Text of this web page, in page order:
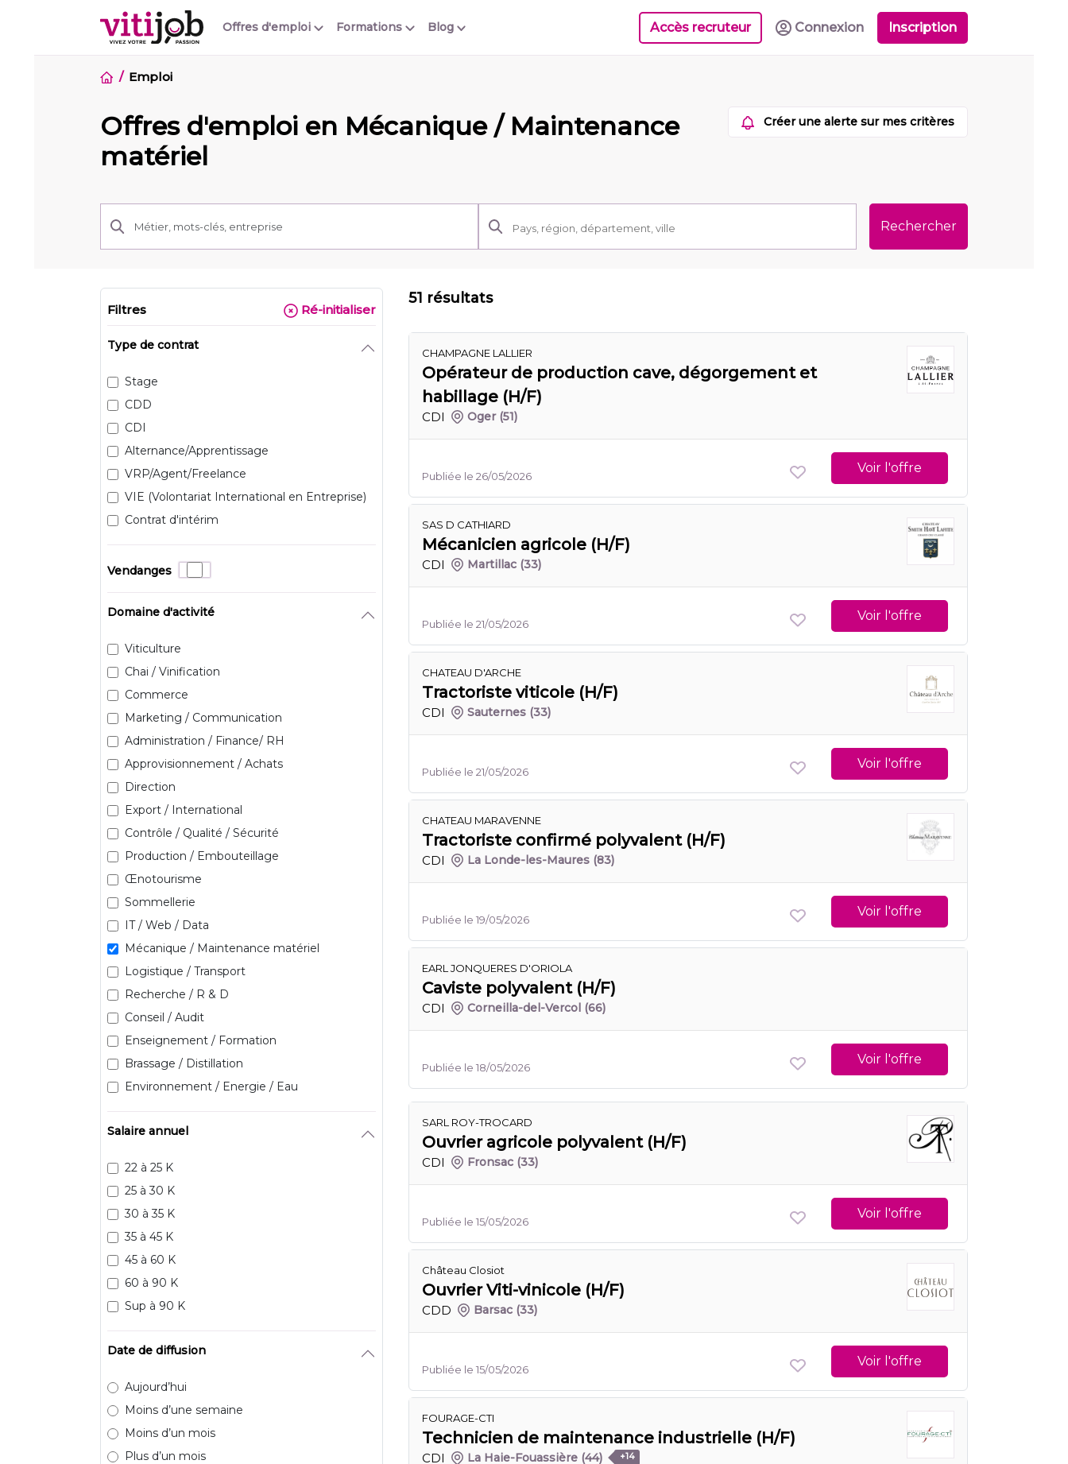
Offres d'emploi Blog
Formations Accès recruteur Connexion Inscription
Emploi
Offres d'emploi en Mécanique / Maintenance
matériel
Créer une alerte sur mes critères
Rechercher
Filtres Ré-initialiser
Type de contrat
Stage
CDD
CDI
Alternance/Apprentissage
VRP/Agent/Freelance
VIE (Volontariat International en Entreprise)
Contrat d'intérim
Vendanges
Domaine d'activité
Viticulture
Chai / Vinification
Commerce
Marketing / Communication
Administration / Finance/ RH
Approvisionnement / Achats
Direction
Export / International
Contrôle / Qualité / Sécurité
Production / Embouteillage
Œnotourisme
Sommellerie
IT / Web / Data
Mécanique / Maintenance matériel
Logistique / Transport
Recherche / R & D
Conseil / Audit
Enseignement / Formation
Brassage / Distillation
Environnement / Energie / Eau
Salaire annuel
22 à 25 K
25 à 30 K
30 à 35 K
35 à 45 K
45 à 60 K
60 à 90 K
Sup à 90 K
Date de diffusion
Aujourd’hui
Moins d’une semaine
Moins d’un mois
Plus d’un mois
51 résultats
CHAMPAGNE LALLIER
Opérateur de production cave, dégorgement et
habillage (H/F)
CDI Oger (51)
Publiée le 26/05/2026
Voir l'offre
SAS D CATHIARD
Mécanicien agricole (H/F)
CDI Martillac (33)
Publiée le 21/05/2026
Voir l'offre
CHATEAU D'ARCHE
Tractoriste viticole (H/F)
CDI Sauternes (33)
Publiée le 21/05/2026
Voir l'offre
CHATEAU MARAVENNE
Tractoriste confirmé polyvalent (H/F)
CDI La Londe-les-Maures (83)
Publiée le 19/05/2026
Voir l'offre
EARL JONQUERES D'ORIOLA
Caviste polyvalent (H/F)
CDI Corneilla-del-Vercol (66)
Publiée le 18/05/2026
Voir l'offre
SARL ROY-TROCARD
Ouvrier agricole polyvalent (H/F)
CDI Fronsac (33)
Publiée le 15/05/2026
Voir l'offre
Château Closiot
Ouvrier Viti-vinicole (H/F)
CDD Barsac (33)
Publiée le 15/05/2026
Voir l'offre
FOURAGE-CTI
Technicien de maintenance industrielle (H/F)
CDI La Haie-Fouassière (44) +14